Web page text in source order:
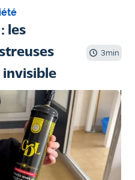
les
invisible
3min